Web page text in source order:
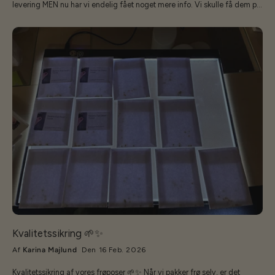
levering MEN nu har vi endelig fået noget mere info. Vi skulle få dem på
hvilket vi også var adviseret - men det er til den positive side!!Dørene er
stålforstærkninger på. Selve skelettets metal er øget i tykkelse fra 0,8 til
1,0 mm og aluforzinkningen er blevet bedre også! Der er desværre også
kommet en prisændring, men slet ikke så voldsomt som først annonceret
- så vi tør igen godt stå på mål for vores falgskib - STRONGHvis du ikke
kan vente, så kan jeg godt anbefale at man kigger på vores lækre
ECOSlider modeller - de er klassen over alle de andre, eller hvis man er
mere budget orienteret, så har vi Baltic Klasika som er meget tæt på
samme kvalitet som strong og lige så holdbar. Den væsentligste forskel
på Strong og Klasika er at afstivningen indvendig er lidt anderledes - og
- der er kun dør i den ene ende. Vi forventer at kunne levere STRONG
igen fra slut marts.Jeg vil opdatere med billeder mm snarest!
Kvalitetssikring 🌱✨
Af Karina Majlund Den 16 Feb. 2026
Kvalitetssikring af vores frøposer 🌱✨ Når vi pakker frø selv, er det